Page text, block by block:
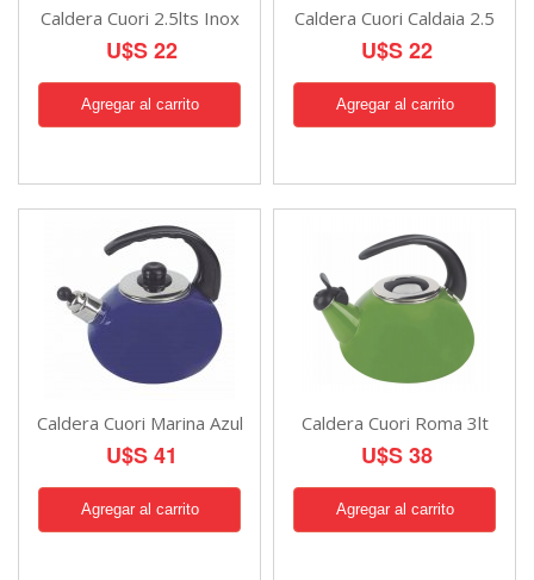
Caldera Cuori 2.5lts Inox
U$S 22
Caldera Cuori Caldaia 2.5
U$S 22
Caldera Cuori Marina Azul
U$S 41
Caldera Cuori Roma 3lt
U$S 38